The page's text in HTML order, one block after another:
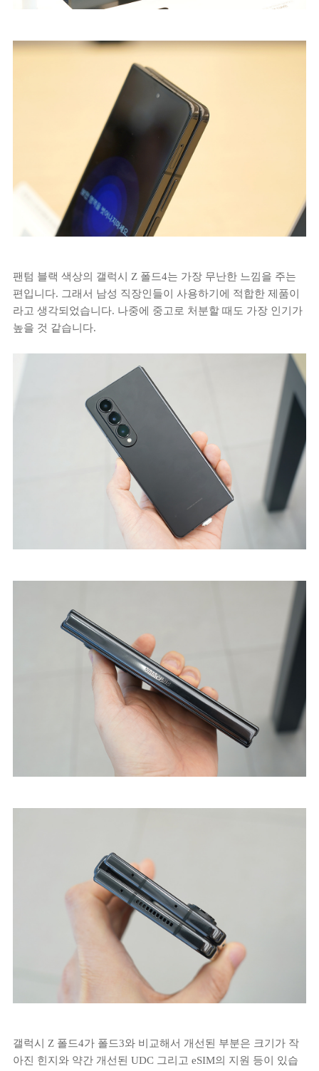
팬텀 블랙 색상의 갤럭시 Z 폴드4는 가장 무난한 느낌을 주는
편입니다. 그래서 남성 직장인들이 사용하기에 적합한 제품이
라고 생각되었습니다. 나중에 중고로 처분할 때도 가장 인기가
높을 것 같습니다.
갤럭시 Z 폴드4가 폴드3와 비교해서 개선된 부분은 크기가 작
아진 힌지와 약간 개선된 UDC 그리고 eSIM의 지원 등이 있습